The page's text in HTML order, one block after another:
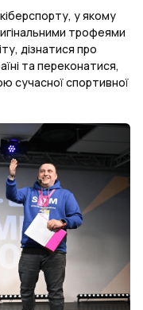
у якому
трофеями
дізнатися про
та переконатися,
сучасної спортивної